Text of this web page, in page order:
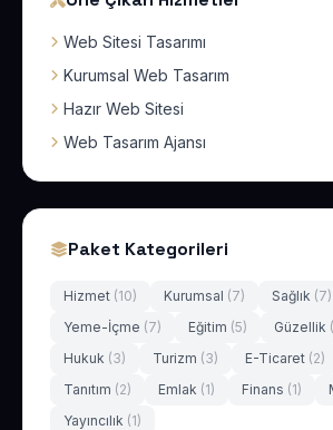
Web Sitesi Tasarımı
Kurumsal Web Tasarım
Hazır Web Sitesi
Web Tasarım Ajansı
Paket Kategorileri
Hizmet (10) Kurumsal (7) Sağlık (7)
Yeme-İçme (7) Eğitim (5) Güzellik
Hukuk (3) Turizm (3) E-Ticaret (2)
Tanıtım (2) Emlak (1) Finans (1)
Yayıncılık (1)